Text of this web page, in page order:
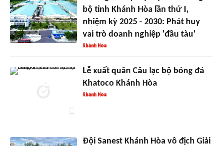
bộ tỉnh Khánh Hòa lần thứ I,
nhiệm kỳ 2025 - 2030: Phát huy
vai trò doanh nghiệp 'đầu tàu'
Lễ xuất quân Câu lạc bộ bóng đá
Khatoco Khánh Hòa
Đội Sanest Khánh Hòa vô địch Giải